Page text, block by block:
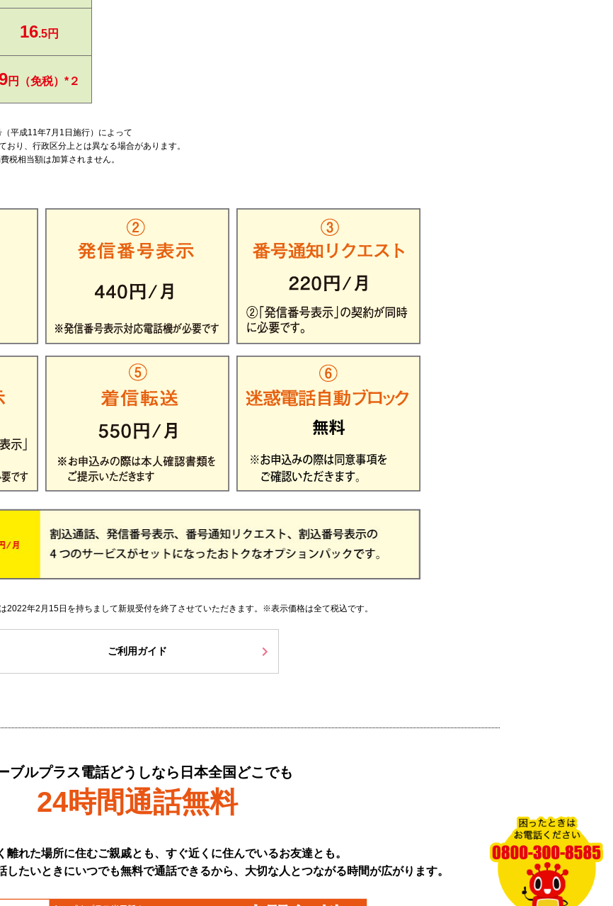
16.5円
円（免税）*２
平成11年7月1日施行）によって
おり、行政区分上とは異なる場合があります。
税相当額は加算されません。
年2月15日を持ちまして新規受付を終了させていただきます。※表示価格は全て税込です。
ご利用ガイド
ブルプラス電話どうしなら日本全国どこでも
24時間通話無料
離れた場所に住むご親戚とも、すぐ近くに住んでいるお友達とも。
たいときにいつでも無料で通話できるから、大切な人とつながる時間が広がります。